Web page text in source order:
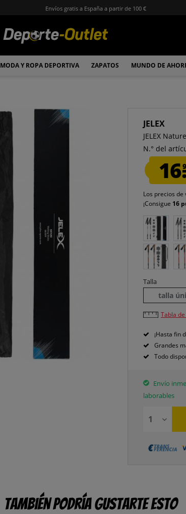
Envíos gratis a España a partir de 100 €
MODA Y ROPA DEPORTIVA ZAPATOS MUNDO DE
JELEX
JELEX
N.° del
Los precios
¡Consigue 16
Talla
talla
Tabla
¡Hasta fin
Grandes
Todo
Envío
laborables
También podría gustarte esto